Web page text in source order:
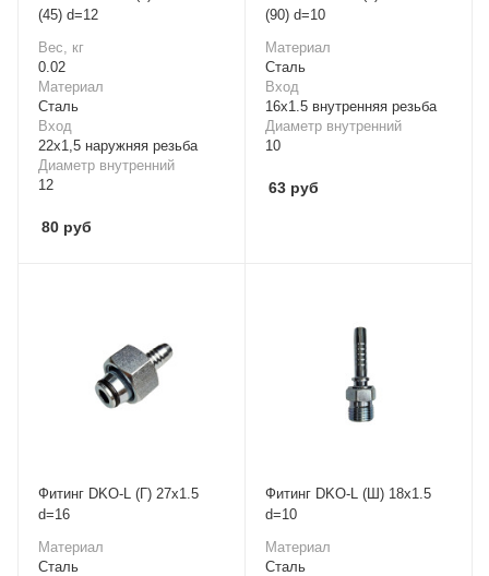
(45) d=12
Вес, кг
0.02
Материал
Cталь
Вход
22х1,5 наружняя резьба
Диаметр внутренний
12
80 руб
(90) d=10
Материал
Cталь
Вход
16x1.5 внутренняя резьба
Диаметр внутренний
10
63 руб
Фитинг DKO-L (Г) 27x1.5
d=16
Материал
Cталь
Фитинг DKO-L (Ш) 18x1.5
d=10
Материал
Cталь